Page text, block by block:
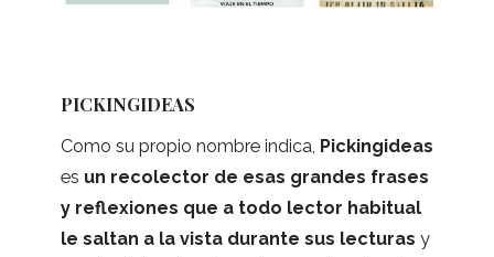
PICKINGIDEAS
Como su pro­pio nom­bre indica, Pickin­gi­deas
es un reco­lec­tor de esas gran­des fra­ses
y refle­xio­nes que a todo lec­tor habi­tual
le sal­tan a la vista durante sus lec­tu­ras y